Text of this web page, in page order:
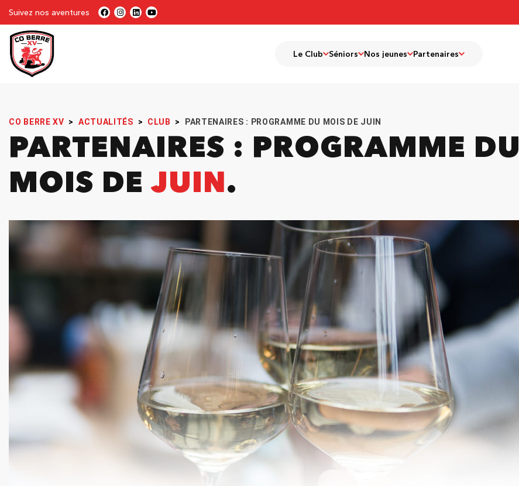
Suivez nos aventures
Le Club Séniors Nos jeunes Partenaires
CO BERRE XV > ACTUALITÉS > CLUB > PARTENAIRES : PROGRAMME DU MOIS DE JUIN
PARTENAIRES : PROGRAMME DU
MOIS DE JUIN